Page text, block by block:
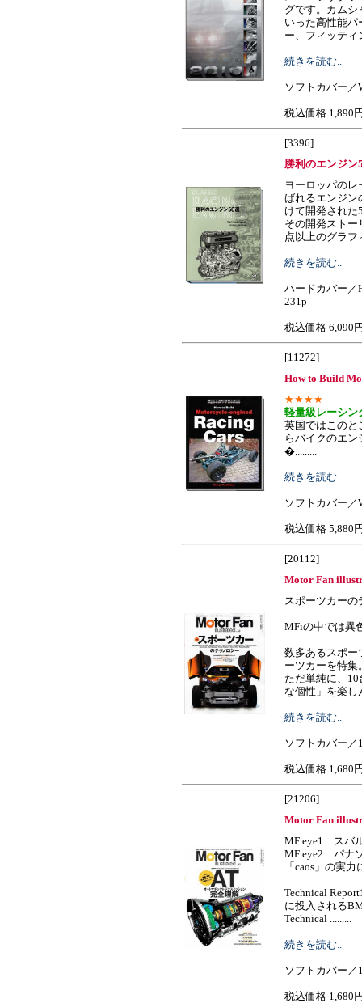
グです。カムシ
いった高性能パ
ー、フィッティ
続きを読む..
ソフトカバー／
税込価格 1,890
[3396]
勝利のエンジン
ヨーロッパの
ばれるエンジン
けて開発された
その開発ストー
点以上のグラフ
続きを読む..
ハードカバー／
231p
税込価格 6,090
[11272]
How to Build
★★★★
軽量級レーシン
英国ではこのと
らバイクのエ
�.........
続きを読む..
ソフトカバー／
税込価格 5,880
[20112]
Motor Fan
スポーツカーの
MFiの中では異
数多あるスポー
ーツカーを特集
ただ単純に、
な個性」を楽し
続きを読む..
ソフトカバー
税込価格 1,680
[21206]
Motor Fan
MF eye1 スバ
MF eye2 パナ
「caos」の実力
Technical
に投入される
Technical .........
続きを読む..
ソフトカバー
税込価格 1,680